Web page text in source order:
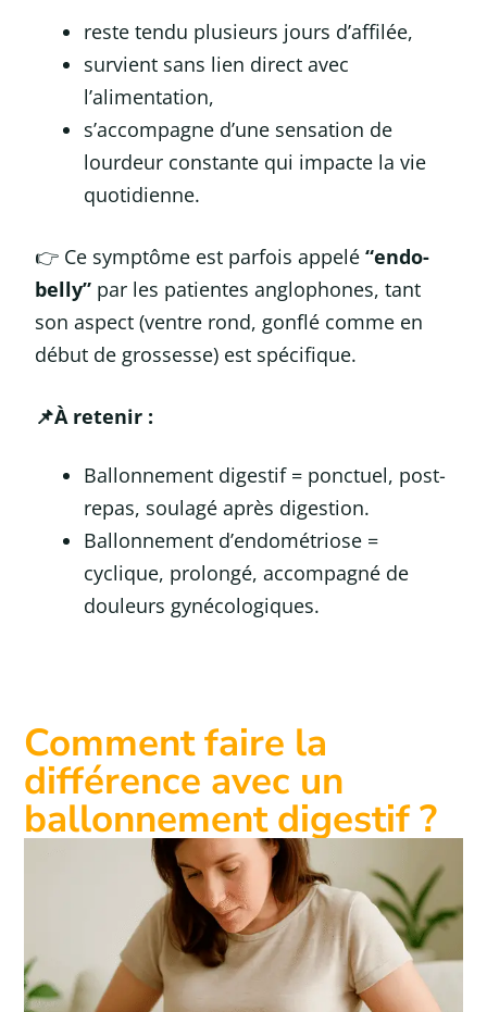
reste tendu plusieurs jours d’affilée,
survient sans lien direct avec
l’alimentation,
s’accompagne d’une sensation de
lourdeur constante qui impacte la vie
quotidienne.
👉 Ce symptôme est parfois appelé “endo-
belly” par les patientes anglophones, tant
son aspect (ventre rond, gonflé comme en
début de grossesse) est spécifique.
📌À retenir :
Ballonnement digestif = ponctuel, post-
repas, soulagé après digestion.
Ballonnement d’endométriose =
cyclique, prolongé, accompagné de
douleurs gynécologiques.
Comment faire la
différence avec un
ballonnement digestif ?